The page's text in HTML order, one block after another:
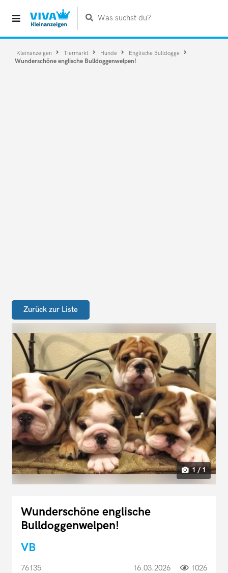
Was suchst du?
Kleinanzeigen Tiermarkt Hunde Englische Bulldogge
Wunderschöne englische Bulldoggenwelpen!
Zurück zur Liste
1 / 1
Wunderschöne englische
Bulldoggenwelpen!
VB
76135 16.03.2026 1026